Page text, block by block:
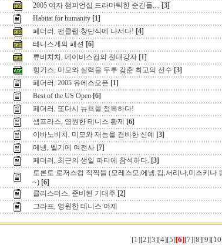
2005 여자 챔피언십 드라마틱한 순간들.... [3]
Habitat for humanity [1]
페더러, 팬클럽 창단식에 나서다! [4]
테니스계의 패션 [6]
류비치치, 데이비스컵의 절대강자 [1]
힝기스, 미모와 실력을 두루 갖춘 최고의 선수 [3]
페더러, 2005 유에스오픈 [1]
Best of the US Open [6]
페더러, 또다시 뉴욕을 정복하다!
샘프라스, 영원한 테니스 황제 [6]
이바노비치, 미모와 재능을 겸비한 신예 [3]
에넹, 벨기에 여전사 [7]
페더러, 최근의 생일 파티에 참석하다. [3]
토론토 로저스컵 직찍들 (모레스모,에넹,킴,서리나,미스키나
~) [6]
클리스터스, 준비된 기대주 [2]
그라프, 영원한 테니스 여제
[1][2][3][4][5][6][7][8][9]